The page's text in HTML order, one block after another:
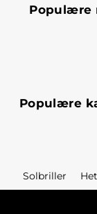
Populære
Populære
Solbriller